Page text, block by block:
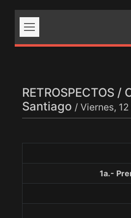
RETROSPECTOS /
Santiago / Viernes,
1a.-